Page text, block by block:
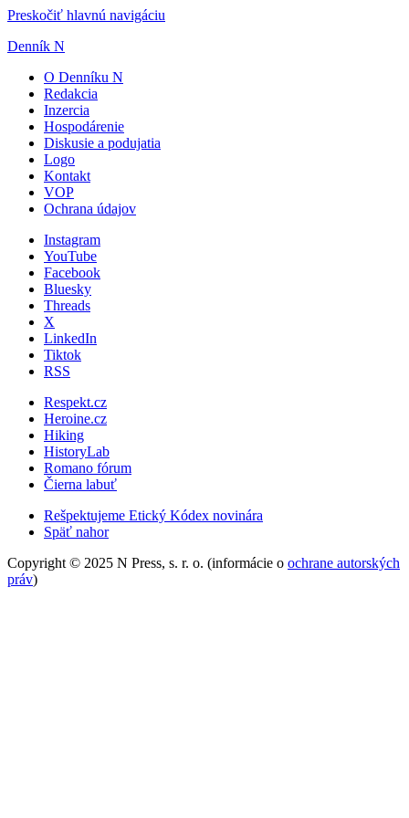
Preskočiť hlavnú navigáciu
Denník N
O Denníku N
Redakcia
Inzercia
Hospodárenie
Diskusie a podujatia
Logo
Kontakt
VOP
Ochrana údajov
Instagram
YouTube
Facebook
Bluesky
Threads
X
LinkedIn
Tiktok
RSS
Respekt.cz
Heroine.cz
Hiking
HistoryLab
Romano fórum
Čierna labuť
Rešpektujeme Etický Kódex novinára
Späť nahor
Copyright © 2025 N Press, s. r. o. (informácie o ochrane autorských
práv)